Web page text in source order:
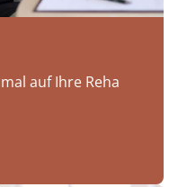
auf Ihre Reha